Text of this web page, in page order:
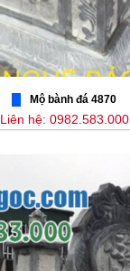
Mộ bành đá 4870
Liên hệ: 0982.583.000